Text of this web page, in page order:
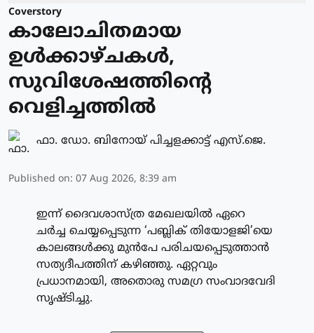
Coverstory
കാലോചിതമായ
ഉൾക്കാഴ്ചകൾ,
സുവിശേഷത്തിന്റെ
വെളിച്ചത്തിൽ
ഫാ. ഡോ. ബിനോയ് പിച്ചളക്കാട്ട് എസ്.ജെ.
Published on: 07 Aug 2026, 8:39 am
ഇന്ന് ദൈവശാസ്ത്ര മേഖലയിൽ ഏറെ
ചർച്ച ചെയ്യപ്പെടുന്ന ‘പബ്ലിക് തിയോളജി’യെ
കാലങ്ങൾക്കു മുൻപേ പരിചയപ്പെടുത്താൻ
സത്യദീപത്തിന് കഴിഞ്ഞു. ഏറ്റവും
പ്രധാനമായി, അതൊരു സമഗ്ര സംവാദവേദി
സൃഷ്ടിച്ചു.